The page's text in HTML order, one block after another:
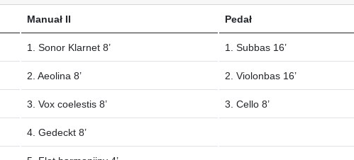
Manuał II Pedał
1. Sonor Klarnet 8’ 1. Subbas 16’
2. Aeolina 8’ 2. Violonbas 16’
3. Vox coelestis 8’ 3. Cello 8’
4. Gedeckt 8’